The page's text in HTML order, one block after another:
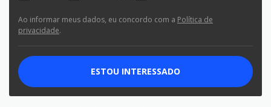
Ao informar meus dados, eu concordo com a Política de
privacidade.
ESTOU INTERESSADO